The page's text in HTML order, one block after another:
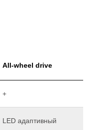
All-wheel drive
+
LED адаптивный